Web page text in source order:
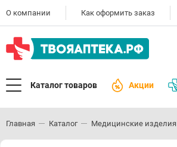
О компании Как оформить заказ
Каталог товаров Акции
Главная Каталог Медицинские изделия